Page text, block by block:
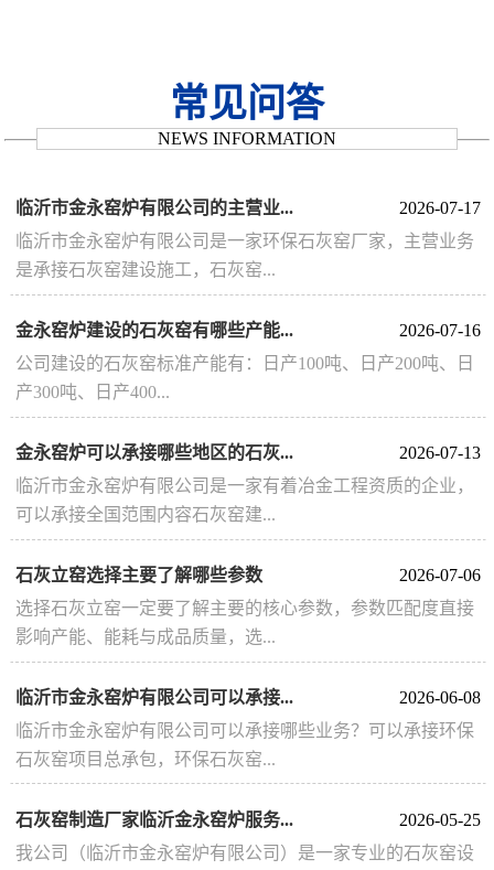
常见问答
NEWS INFORMATION
2026-07-17
临沂市金永窑炉有限公司的主营业...
临沂市金永窑炉有限公司是一家环保石灰窑厂家，主营业务
是承接石灰窑建设施工，石灰窑...
2026-07-16
金永窑炉建设的石灰窑有哪些产能...
公司建设的石灰窑标准产能有：日产100吨、日产200吨、日
产300吨、日产400...
2026-07-13
金永窑炉可以承接哪些地区的石灰...
临沂市金永窑炉有限公司是一家有着冶金工程资质的企业，
可以承接全国范围内容石灰窑建...
2026-07-06
石灰立窑选择主要了解哪些参数
选择石灰立窑一定要了解主要的核心参数，参数匹配度直接
影响产能、能耗与成品质量，选...
2026-06-08
临沂市金永窑炉有限公司可以承接...
临沂市金永窑炉有限公司可以承接哪些业务？可以承接环保
石灰窑项目总承包，环保石灰窑...
2026-05-25
石灰窑制造厂家临沂金永窑炉服务...
我公司（临沂市金永窑炉有限公司）是一家专业的石灰窑设